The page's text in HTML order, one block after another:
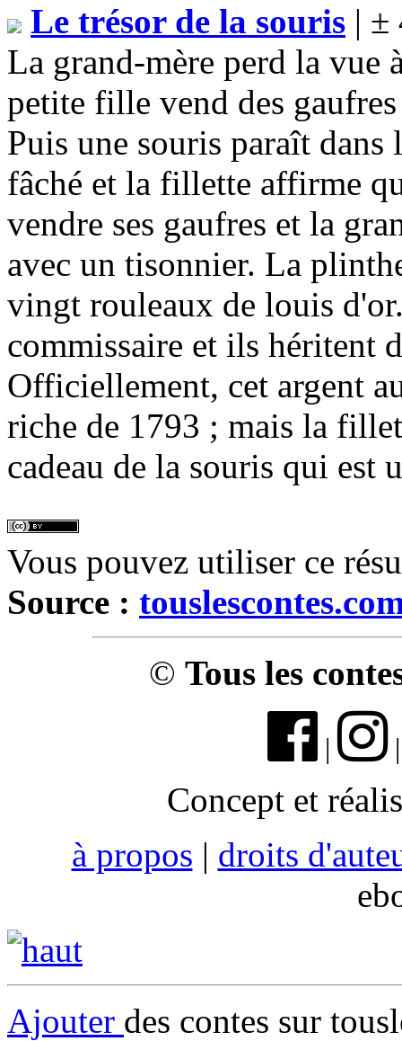
Le trésor de la souris | ±
La grand-mère perd la vue
petite fille vend des
Puis une souris paraît dans
fâché et la fillette affirme
vendre ses gaufres et la
avec un tisonnier. La
vingt rouleaux de louis
commissaire et ils héritent
Officiellement, cet argent
riche de 1793 ; mais la
cadeau de la souris qui est
Vous pouvez utiliser ce
Source :
© Tous les
|
Concept et
à propos | droits
Ajouter des contes sur